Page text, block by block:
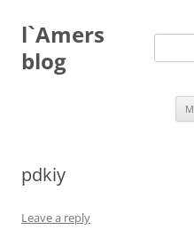
content
l`Amers
blog
Search
pdkiy
Leave a reply